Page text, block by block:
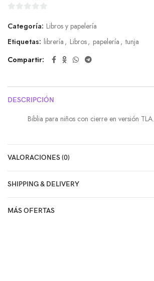
de
5
Categoría: Libros y papelería
Etiquetas: librería , Libros, papelería , tunja
Compartir
DESCRIPCIÓN
Biblia para niños con cierre en versión TLA.
VALORACIONES (0)
SHIPPING & DELIVERY
MÁS OFERTAS